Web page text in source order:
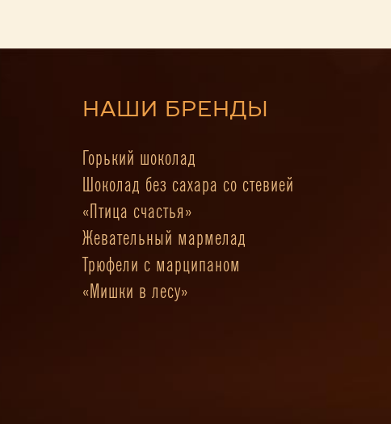
НАШИ БРЕНДЫ
Горький шоколад
Шоколад без сахара со стевией
«Птица счастья»
Жевательный мармелад
Трюфели с марципаном
«Мишки в лесу»